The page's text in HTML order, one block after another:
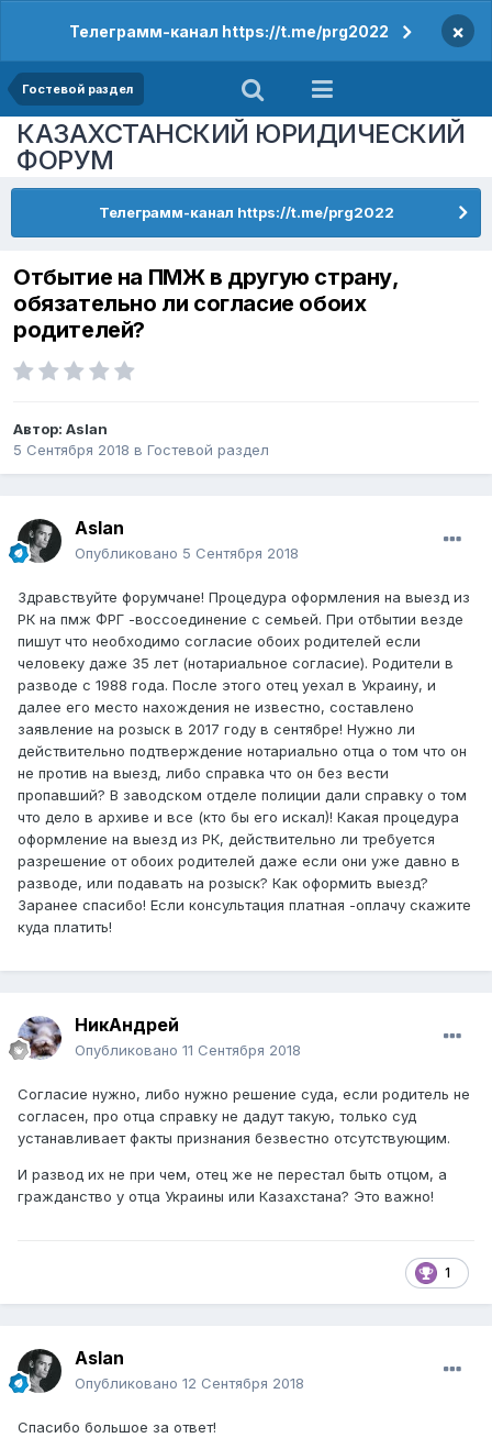
Телеграмм-канал https://t.me/prg2022 ×
Гостевой раздел
КАЗАХСТАНСКИЙ ЮРИДИЧЕСКИЙ
ФОРУМ
Телеграмм-канал https://t.me/prg2022
Отбытие на ПМЖ в другую страну,
обязательно ли согласие обоих
родителей?
Автор: Aslan
5 Сентября 2018 в Гостевой раздел
Aslan
Опубликовано 5 Сентября 2018
Здравствуйте форумчане! Процедура оформления на выезд из
РК на пмж ФРГ -воссоединение с семьей. При отбытии везде
пишут что необходимо согласие обоих родителей если
человеку даже 35 лет (нотариальное согласие). Родители в
разводе с 1988 года. После этого отец уехал в Украину, и
далее его место нахождения не известно, составлено
заявление на розыск в 2017 году в сентябре! Нужно ли
действительно подтверждение нотариально отца о том что он
не против на выезд, либо справка что он без вести
пропавший? В заводском отделе полиции дали справку о том
что дело в архиве и все (кто бы его искал)! Какая процедура
оформление на выезд из РК, действительно ли требуется
разрешение от обоих родителей даже если они уже давно в
разводе, или подавать на розыск? Как оформить выезд?
Заранее спасибо! Если консультация платная -оплачу скажите
куда платить!
НикАндрей
Опубликовано 11 Сентября 2018
Согласие нужно, либо нужно решение суда, если родитель не
согласен, про отца справку не дадут такую, только суд
устанавливает факты признания безвестно отсутствующим.
И развод их не при чем, отец же не перестал быть отцом, а
гражданство у отца Украины или Казахстана? Это важно!
1
Aslan
Опубликовано 12 Сентября 2018
Спасибо большое за ответ!